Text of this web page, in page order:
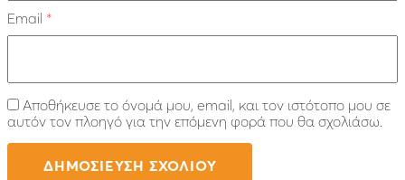
Email *
Αποθήκευσε το όνομά μου, email, και τον ιστότοπο μου σε
αυτόν τον πλοηγό για την επόμενη φορά που θα σχολιάσω.